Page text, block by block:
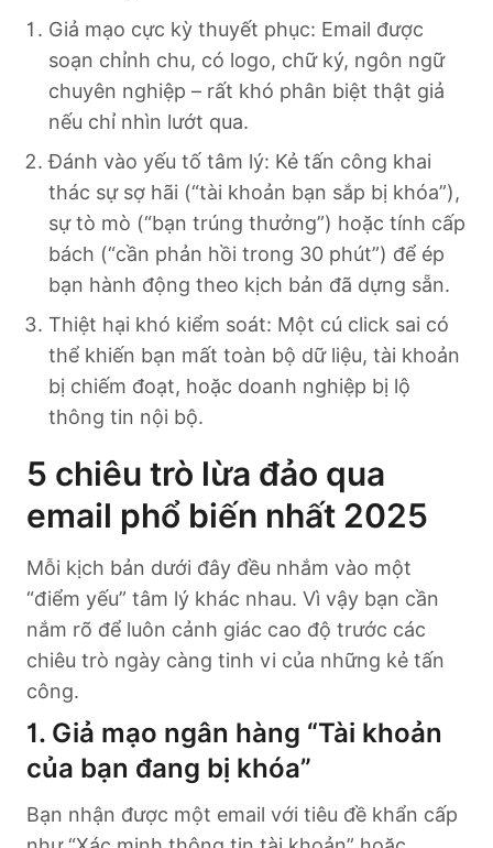
Giả mạo cực kỳ thuyết phục: Email được
soạn chỉnh chu, có logo, chữ ký, ngôn ngữ
chuyên nghiệp – rất khó phân biệt thật giả
nếu chỉ nhìn lướt qua.
Đánh vào yếu tố tâm lý: Kẻ tấn công khai
thác sự sợ hãi (“tài khoản bạn sắp bị khóa”),
sự tò mò (“bạn trúng thưởng”) hoặc tính cấp
bách (“cần phản hồi trong 30 phút”) để ép
bạn hành động theo kịch bản đã dựng sẵn.
Thiệt hại khó kiểm soát: Một cú click sai có
thể khiến bạn mất toàn bộ dữ liệu, tài khoản
bị chiếm đoạt, hoặc doanh nghiệp bị lộ
thông tin nội bộ.
5 chiêu trò lừa đảo qua
email phổ biến nhất 2025
Mỗi kịch bản dưới đây đều nhắm vào một
“điểm yếu” tâm lý khác nhau. Vì vậy bạn cần
nắm rõ để luôn cảnh giác cao độ trước các
chiêu trò ngày càng tinh vi của những kẻ tấn
công.
1. Giả mạo ngân hàng “Tài khoản
của bạn đang bị khóa”
Bạn nhận được một email với tiêu đề khẩn cấp